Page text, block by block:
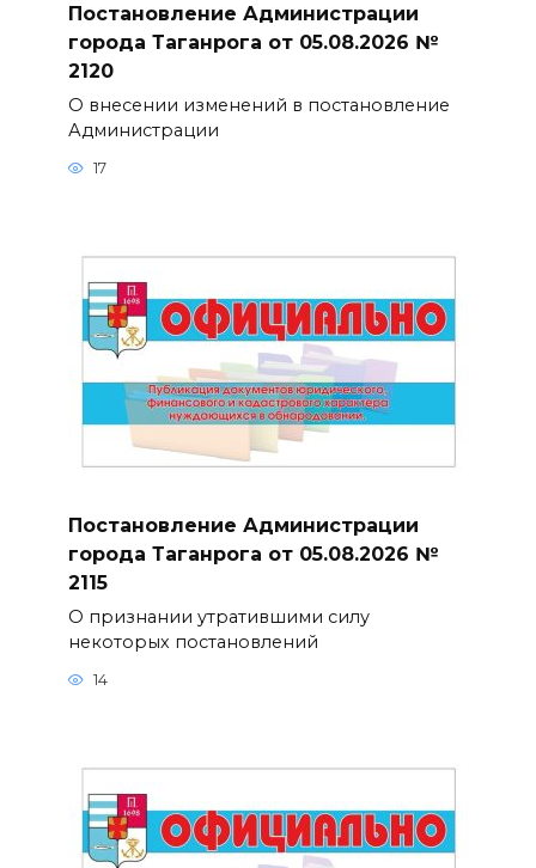
Постановление Администрации
города Таганрога от 05.08.2026 №
2120
О внесении изменений в постановление
Администрации
17
Постановление Администрации
города Таганрога от 05.08.2026 №
2115
О признании утратившими силу
некоторых постановлений
14